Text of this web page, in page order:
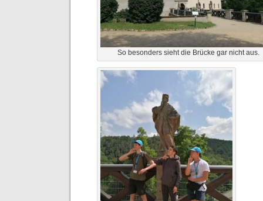
So besonders sieht die Brücke gar nicht aus.